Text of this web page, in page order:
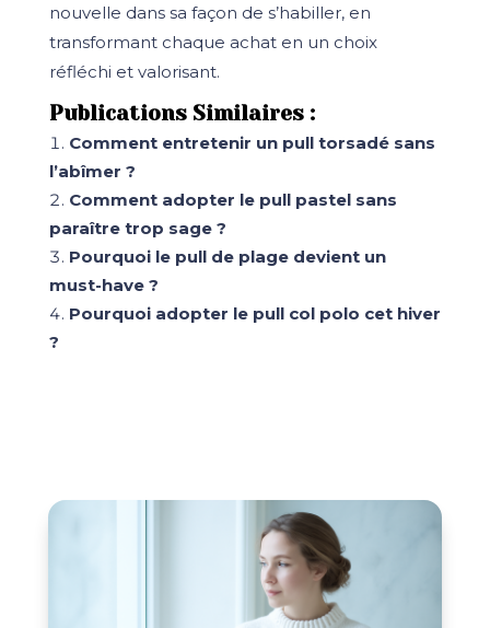
nouvelle dans sa façon de s’habiller, en
transformant chaque achat en un choix
réfléchi et valorisant.
Publications Similaires :
Comment entretenir un pull torsadé sans
l’abîmer ?
Comment adopter le pull pastel sans
paraître trop sage ?
Pourquoi le pull de plage devient un
must-have ?
Pourquoi adopter le pull col polo cet hiver
?